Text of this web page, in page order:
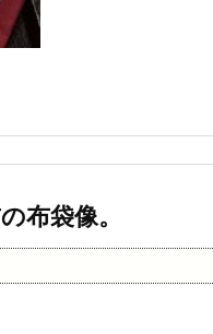
布袋像。